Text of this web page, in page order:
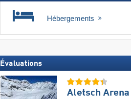
Hébergements
Évaluations
Aletsch Arena